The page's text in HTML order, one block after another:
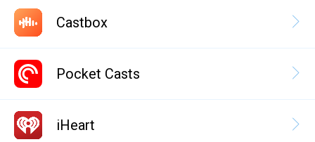
Castbox
Pocket Casts
iHeart